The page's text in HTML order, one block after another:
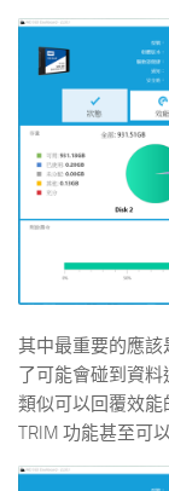
其中最重要的應該
了可能會碰到資料
類似可以回覆效能
TRIM 功能甚至可